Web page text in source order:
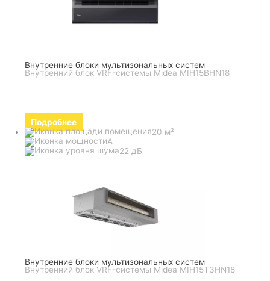
Внутренние блоки мультизональных систем
Внутренний блок VRF-системы Midea MIH15BHN18
Подробнее
20 м²
A
22 дБ
Внутренние блоки мультизональных систем
Внутренний блок VRF-системы Midea MIH15T3HN18